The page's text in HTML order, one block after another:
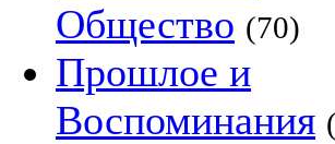
Общество (70)
Прошлое и
Воспоминания